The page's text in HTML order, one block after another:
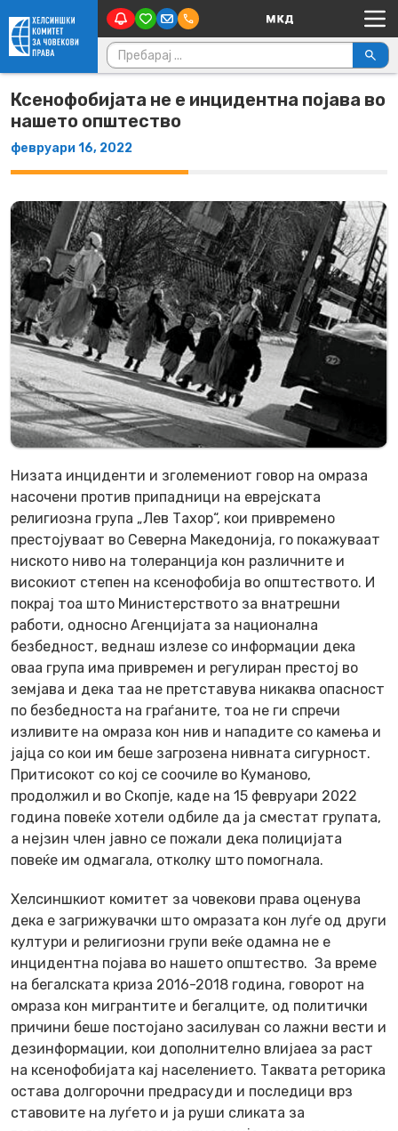
Skip to content Main Navigation
Пребарувај за:
Ксенофобијата не е инцидентна појава во
нашето општество
февруари 16, 2022
Низата инциденти и зголемениот говор на омраза
насочени против припадници на еврејската
религиозна група „Лев Тахор“, кои привремено
престојуваат во Северна Македонија, го покажуваат
ниското ниво на толеранција кон различните и
високиот степен на ксенофобија во општеството. И
покрај тоа што Министерството за внатрешни
работи, односно Агенцијата за национална
безбедност, веднаш излезе со информации дека
оваа група има привремен и регулиран престој во
земјава и дека таа не претставува никаква опасност
по безбедноста на граѓаните, тоа не ги спречи
изливите на омраза кон нив и нападите со камења и
јајца со кои им беше загрозена нивната сигурност.
Притисокот со кој се соочиле во Куманово,
продолжил и во Скопје, каде на 15 февруари 2022
година повеќе хотели одбиле да ја сместат групата,
а нејзин член јавно се пожали дека полицијата
повеќе им одмагала, отколку што помогнала.
Хелсиншкиот комитет за човекови права оценува
дека е загрижувачки што омразата кон луѓе од други
култури и религиозни групи веќе одамна не е
инцидентна појава во нашето општество. За време
на бегалската криза 2016-2018 година, говорот на
омраза кон мигрантите и бегалците, од политички
причини беше постојано засилуван со лажни вести и
дезинформации, кои дополнително влијаеа за раст
на ксенофобијата кај населението. Таквата реторика
остава долгорочни предрасуди и последици врз
ставовите на луѓето и ја руши сликата за